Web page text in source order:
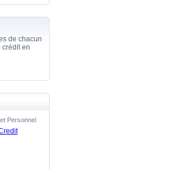
de chacun
crédit en
Personnel